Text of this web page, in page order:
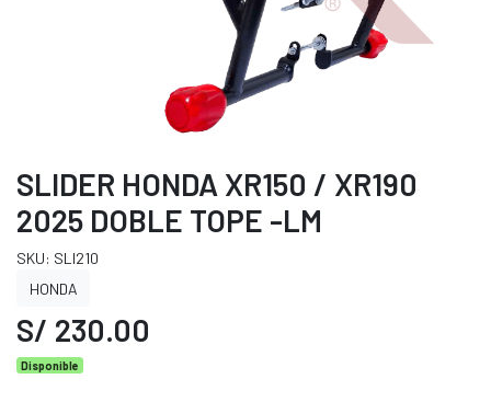
SLIDER HONDA XR150 / XR190
2025 DOBLE TOPE -LM
SKU: SLI210
HONDA
S/ 230.00
Disponible